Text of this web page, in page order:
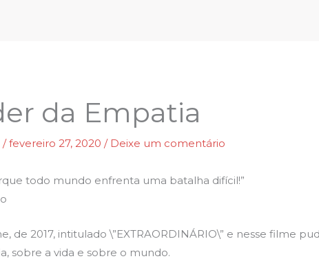
da Empatia
/fevereiro 27, 2020/ Deixe um comentário
todo mundo enfrenta uma batalha difícil!”
de 2017, intitulado \”EXTRAORDINÁRIO\” e nesse filme
sobre a vida e sobre o mundo.